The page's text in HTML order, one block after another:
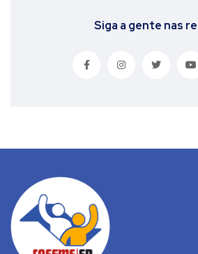
Siga a gente nas